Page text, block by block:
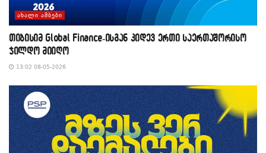
ᲐᲮᲐᲚᲘ ᲐᲛᲑᲔᲑᲘ
თიბისიმ Global Finance-ისგან კიდევ ერთი საერთაშორისო
ჯილდო მიიღო
13:02 08-05-2026